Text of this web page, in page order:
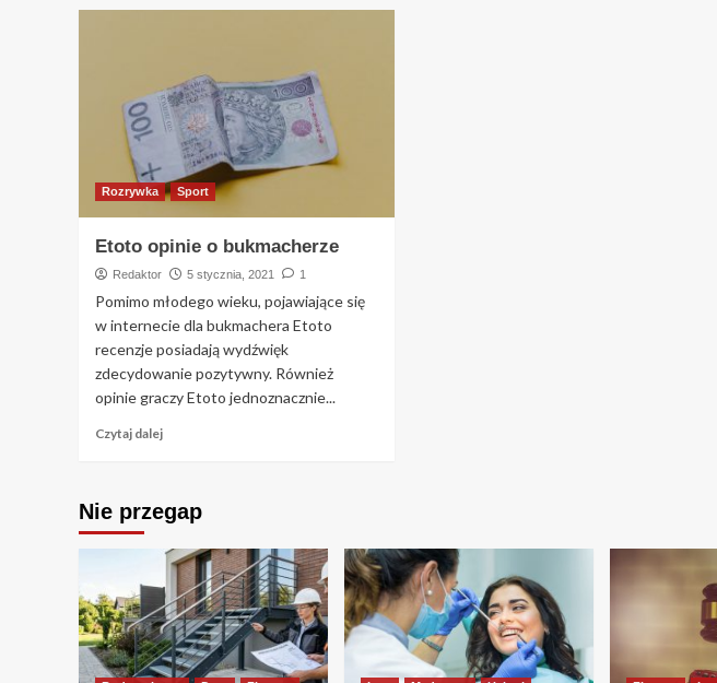
Rozrywka Sport
Etoto opinie o bukmacherze
Redaktor 5 stycznia, 2021 1
Pomimo młodego wieku, pojawiające się
w internecie dla bukmachera Etoto
recenzje posiadają wydźwięk
zdecydowanie pozytywny. Również
opinie graczy Etoto jednoznacznie...
Czytaj dalej
Nie przegap